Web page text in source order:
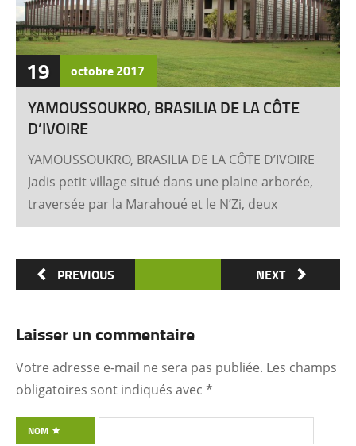
19 octobre2017
YAMOUSSOUKRO, BRASILIA DE LA CÔTE
D’IVOIRE
YAMOUSSOUKRO, BRASILIA DE LA CÔTE D’IVOIRE
Jadis petit village situé dans une plaine arborée,
traversée par la Marahoué et le N’Zi, deux
affluents du Bandama, Yamoussoukro est
synonyme de la Côte d’Ivoire Un symbole
universel Créée ex nihilo au centre du pays à
un événement majeur dans l’histoire de
l’urbanisme de la Côte d’Ivoire. Félix Houphouët-
Boigny et ses architectes (Pierre Fakhoury et
Clément Cacoub pour la Fondation FHB, …) ont
PREVIOUS NEXT
Laisser un commentaire
Votre adresse e-mail ne sera pas publiée. Les champs
obligatoires sont indiqués avec *
NOM